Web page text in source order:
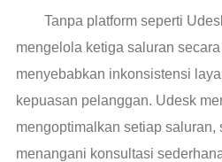
Tanpa platform seperti
mengelola ketiga saluran
menyebabkan inkonsistensi
kepuasan pelanggan. Udesk
mengoptimalkan setiap saluran,
menangani konsultasi